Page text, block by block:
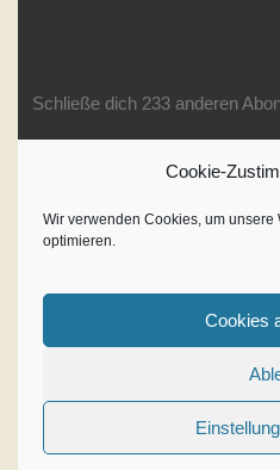
Cookie-
Wir verwenden Cookies, um
optimieren.
Cookies
Schließe dich 233 anderen
Writer